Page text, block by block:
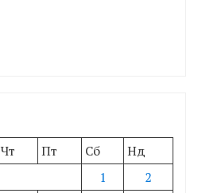
Чт Пт Сб
Нд
1
2